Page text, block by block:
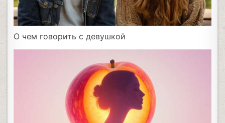
О чем говорить с девушкой